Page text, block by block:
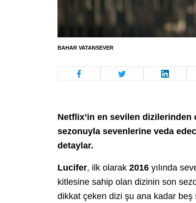
BAHAR VATANSEVER
Netflix’in en sevilen
sezonuyla sevenlerine veda
detaylar.
Lucifer, ilk olarak 2016 yılında
kitlesine sahip olan dizinin son
dikkat çeken dizi şu ana kadar beş